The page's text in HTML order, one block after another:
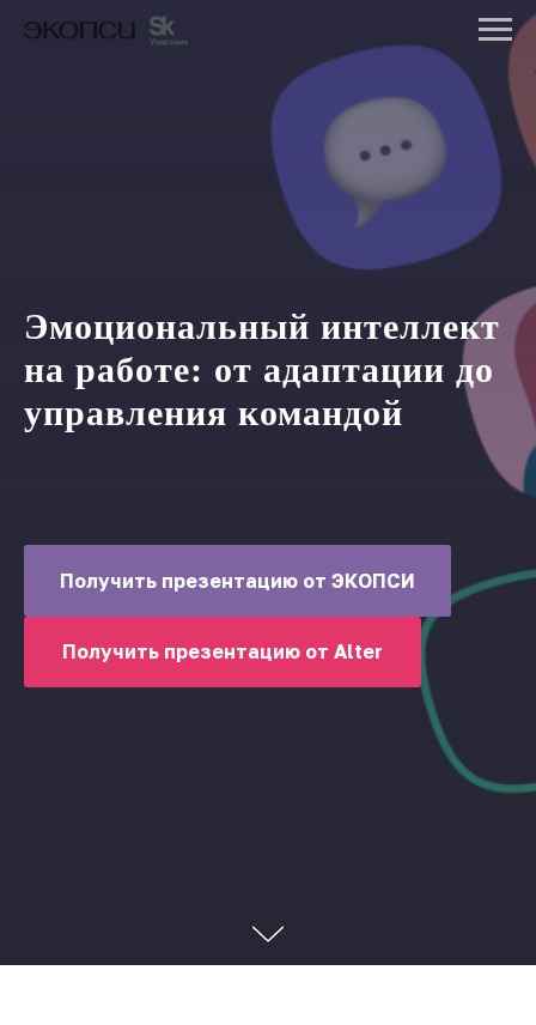
Эмоциональный интеллект
на работе: от адаптации до
управления командой
Получить презентацию от ЭКОПСИ
Получить презентацию от Alter